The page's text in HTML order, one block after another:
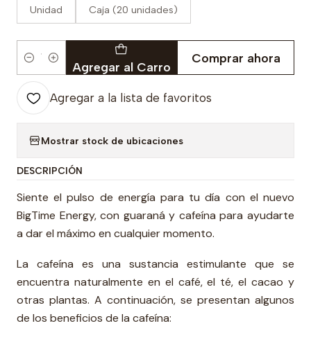
Unidad Caja (20 unidades)
Cantidad Agregar al Carro
Comprar ahora
Agregar a la lista de favoritos
Mostrar stock de ubicaciones
DESCRIPCIÓN
Siente el pulso de energía para tu día con el nuevo
BigTime Energy, con guaraná y cafeína para ayudarte
a dar el máximo en cualquier momento.
La cafeína es una sustancia estimulante que se
encuentra naturalmente en el café, el té, el cacao y
otras plantas. A continuación, se presentan algunos
de los beneficios de la cafeína: